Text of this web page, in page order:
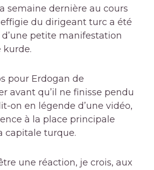
semaine dernière au cours
du dirigeant turc a été
petite manifestation
kurde.
pour Erdogan de
avant qu’il ne finisse pendu
on en légende d’une vidéo,
à la place principale
capitale turque.
une réaction, je crois, aux